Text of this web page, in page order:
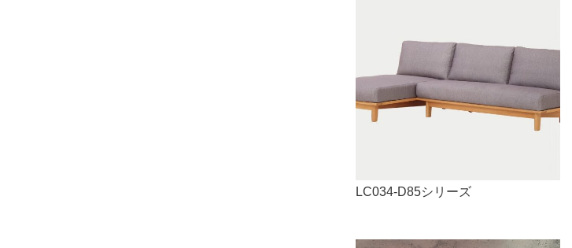
LC034-D85シリーズ